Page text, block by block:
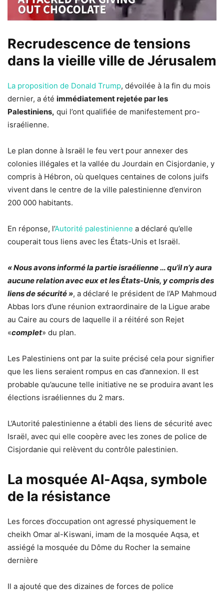
Recrudescence de tensions
dans la vieille ville de Jérusalem
La proposition de Donald Trump, dévoilée à la fin du mois
dernier, a été immédiatement rejetée par les
Palestiniens, qui l’ont qualifiée de manifestement pro-
israélienne.
Le plan donne à Israël le feu vert pour annexer des
colonies illégales et la vallée du Jourdain en Cisjordanie, y
compris à Hébron, où quelques centaines de colons juifs
vivent dans le centre de la ville palestinienne d’environ
200 000 habitants.
En réponse, l’Autorité palestinienne a déclaré qu’elle
couperait tous liens avec les États-Unis et Israël.
« Nous avons informé la partie israélienne … qu’il n’y aura
aucune relation avec eux et les États-Unis, y compris des
liens de sécurité », a déclaré le président de l’AP Mahmoud
Abbas lors d’une réunion extraordinaire de la Ligue arabe
au Caire au cours de laquelle il a réitéré son Rejet
«complet» du plan.
Les Palestiniens ont par la suite précisé cela pour signifier
que les liens seraient rompus en cas d’annexion. Il est
probable qu’aucune telle initiative ne se produira avant les
élections israéliennes du 2 mars.
L’Autorité palestinienne a établi des liens de sécurité avec
Israël, avec qui elle coopère avec les zones de police de
Cisjordanie qui relèvent du contrôle palestinien.
La mosquée Al-Aqsa, symbole
de la résistance
Les forces d’occupation ont agressé physiquement le
cheikh Omar al-Kiswani, imam de la mosquée Aqsa, et
assiégé la mosquée du Dôme du Rocher la semaine
dernière
Il a ajouté que des dizaines de forces de police